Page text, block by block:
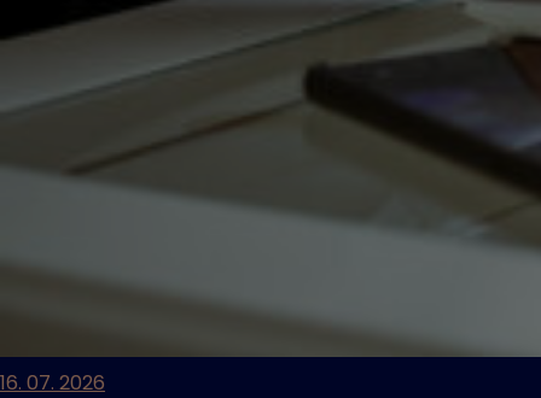
16. 07. 2026